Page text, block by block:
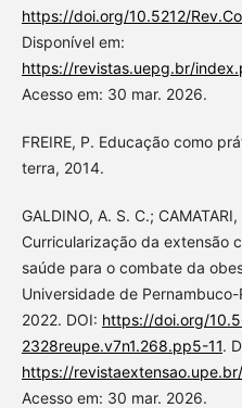
https://doi.org/10.5212/
Disponível em:
https://revistas.uepg.br/
Acesso em: 30 mar. 2026.
FREIRE, P. Educação como
terra, 2014.
GALDINO, A. S. C.;
Curricularização da extensão
saúde para o combate da
Universidade de Pernambuco-
2022. DOI: https://doi.org/
2328reupe.v7n1.268.pp5-11.
https://
Acesso em: 30 mar. 2026.